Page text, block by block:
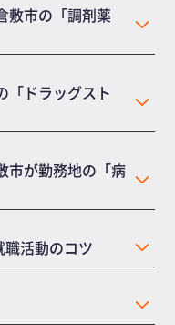
敷市の「調剤薬
「ドラッグスト
市が勤務地の「病
活動のコツ